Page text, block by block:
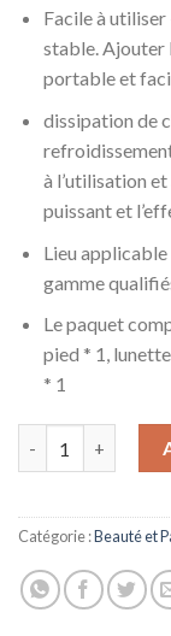
Facile à
stable. Ajouter
portable et
dissipation de
à l’utilisation
puissant et
Lieu applicable
gamme
Le paquet
pied * 1,
* 1
Catégorie :Beauté et